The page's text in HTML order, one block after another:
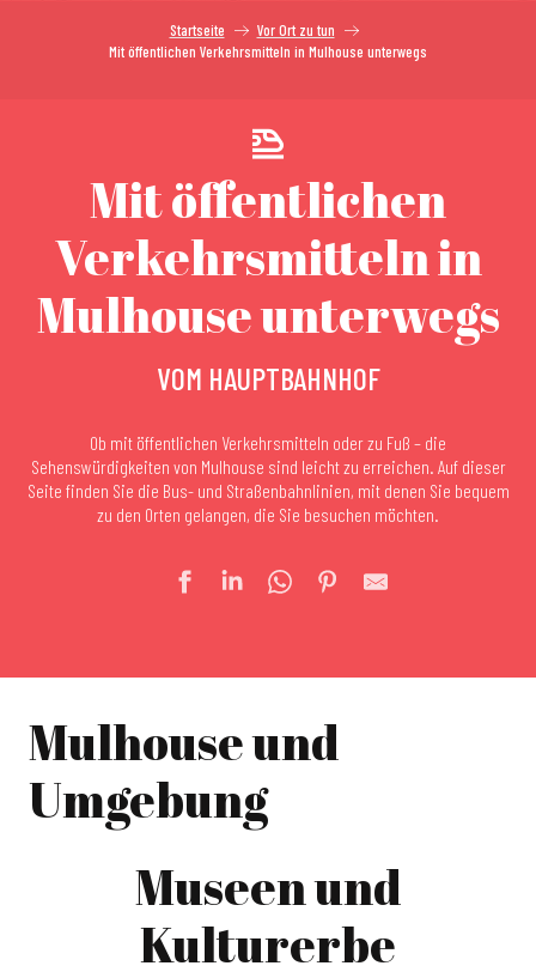
Startseite
Vor Ort zu tun
Mit öffentlichen Verkehrsmitteln in Mulhouse unterwegs
Mit öffentlichen
Verkehrsmitteln in
Mulhouse unterwegs
VOM HAUPTBAHNHOF
Ob mit öffentlichen Verkehrsmitteln oder zu Fuß – die
Sehenswürdigkeiten von Mulhouse sind leicht zu erreichen. Auf dieser
Seite finden Sie die Bus- und Straßenbahnlinien, mit denen Sie bequem
zu den Orten gelangen, die Sie besuchen möchten.
Mulhouse und
Umgebung
Museen und
Kulturerbe